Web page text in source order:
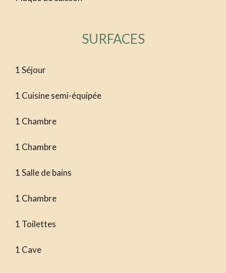
SURFACES
1 Séjour
1 Cuisine semi-équipée
1 Chambre
1 Chambre
1 Salle de bains
1 Chambre
1 Toilettes
1 Cave